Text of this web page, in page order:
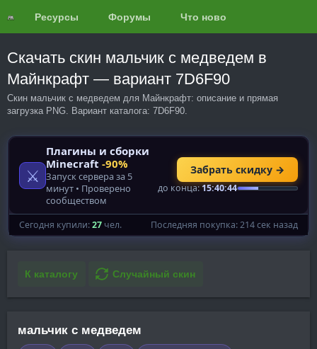
Ресурсы Форумы Что нового?
Скачать скин мальчик с медведем в
Майнкрафт — вариант 7D6F90
Скин мальчик с медведем для Майнкрафт: описание и прямая
загрузка PNG. Вариант каталога: 7D6F90.
К каталогу Случайный скин
мальчик с медведем